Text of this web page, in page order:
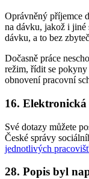
Oprávněný příjemce
na dávku, jakož i jiné
dávku, a to bez
Dočasně práce
režim, řídit se pokyny
obnovení pracovní
16.
Své dotazy můžete
České správy
jednotlivých
28. Popis byl